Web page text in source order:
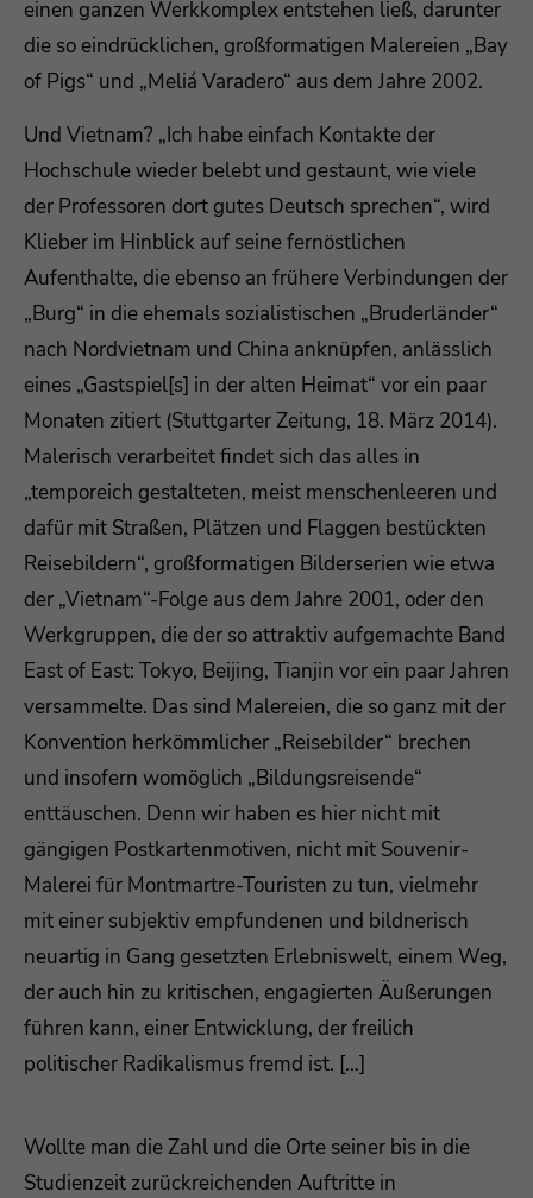
einen ganzen Werkkomplex entstehen ließ, darunter
die so eindrücklichen, großformatigen Malereien „Bay
of Pigs“ und „Meliá Varadero“ aus dem Jahre 2002.
Und Vietnam? „Ich habe einfach Kontakte der
Hochschule wieder belebt und gestaunt, wie viele
der Professoren dort gutes Deutsch sprechen“, wird
Klieber im Hinblick auf seine fernöstlichen
Aufenthalte, die ebenso an frühere Verbindungen der
„Burg“ in die ehemals sozialistischen „Bruderländer“
nach Nordvietnam und China anknüpfen, anlässlich
eines „Gastspiel[s] in der alten Heimat“ vor ein paar
Monaten zitiert (Stuttgarter Zeitung, 18. März 2014).
Malerisch verarbeitet findet sich das alles in
„temporeich gestalteten, meist menschenleeren und
dafür mit Straßen, Plätzen und Flaggen bestückten
Reisebildern“, großformatigen Bilderserien wie etwa
der „Vietnam“-Folge aus dem Jahre 2001, oder den
Werkgruppen, die der so attraktiv aufgemachte Band
East of East: Tokyo, Beijing, Tianjin vor ein paar Jahren
versammelte. Das sind Malereien, die so ganz mit der
Konvention herkömmlicher „Reisebilder“ brechen
und insofern womöglich „Bildungsreisende“
enttäuschen. Denn wir haben es hier nicht mit
gängigen Postkartenmotiven, nicht mit Souvenir-
Malerei für Montmartre-Touristen zu tun, vielmehr
mit einer subjektiv empfundenen und bildnerisch
neuartig in Gang gesetzten Erlebniswelt, einem Weg,
der auch hin zu kritischen, engagierten Äußerungen
führen kann, einer Entwicklung, der freilich
politischer Radikalismus fremd ist. […]
Wollte man die Zahl und die Orte seiner bis in die
Studienzeit zurückreichenden Auftritte in